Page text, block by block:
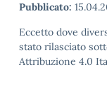
Pubblicato:
Eccetto dove
stato rilasciato
Attribuzione 4.0